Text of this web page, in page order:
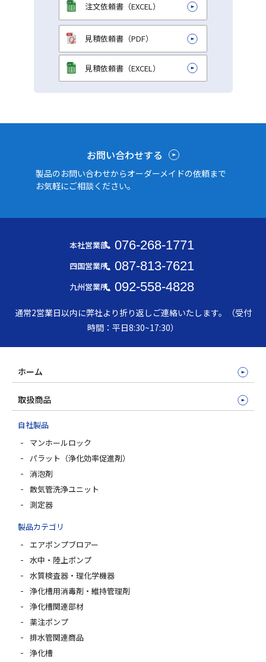
注文依頼書（EXCEL）
見積依頼書（PDF）
見積依頼書（EXCEL）
お問い合わせする
製品のお問い合わせからオーダーメイドの依頼まで
お気軽にご相談ください。
本社営業部 076-268-1771
四国営業所 087-813-7621
九州営業所 092-558-4828
通常2営業日以内に弊社より折り返しご連絡いたします。（受付
時間：平日8:30~17:30）
ホーム
取扱商品
自社製品
マンホールロック
パラット（浄化効率促進剤）
消泡剤
散気管洗浄ユニット
測定器
製品カテゴリ
エアポンプブロアー
水中・陸上ポンプ
水質検査器・理化学機器
浄化槽用消毒剤・維持管理剤
浄化槽関連部材
薬注ポンプ
排水管関連商品
浄化槽